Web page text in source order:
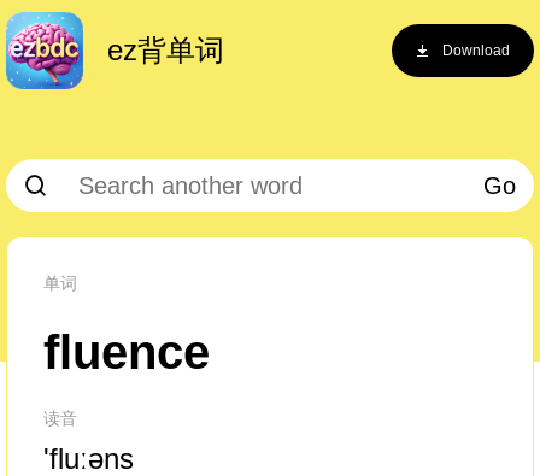
ez背单词 Download
Go
单词
fluence
读音
'fluːəns